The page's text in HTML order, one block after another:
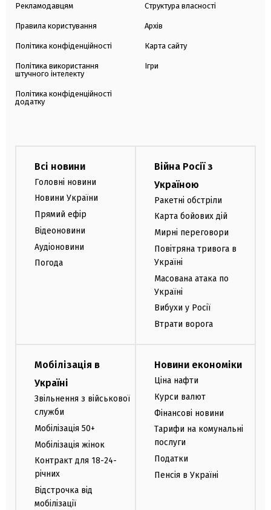
Рекламодавцям
Правила користування
Політика конфіденційності
Політика використання
штучного інтелекту
Політика конфіденційності
додатку
Структура власності
Архів
Карта сайту
Ігри
Всі новини
Головні новини
Новини України
Прямий ефір
Відеоновини
Аудіоновини
Погода
Війна Росії з
Україною
Ракетні обстріли
Карта бойових дій
Мирні переговори
Повітряна тривога в
Україні
Масована атака по
Україні
Вибухи у Росії
Втрати ворога
Мобілізація в
Україні
Звільнення з військової
служби
Мобілізація 50+
Мобілізація жінок
Контракт для 18-24-
річних
Відстрочка від
мобілізації
Новини економіки
Ціна нафти
Курси валют
Фінансові новини
Тарифи на комунальні
послуги
Податки
Пенсія в Україні